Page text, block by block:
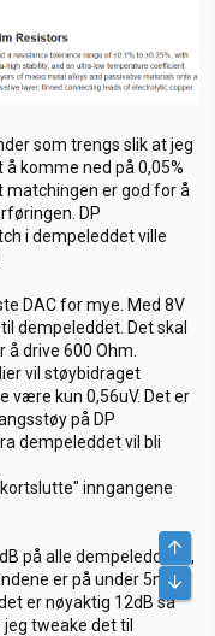
som trengs slik at jeg
komme ned på 0,05%
matchingen er god for å
DP
i dempeleddet ville
DAC for mye. Med 8V
dempeleddet. Det skal
drive 600 Ohm.
vil støybidraget
være kun 0,56uV. Det er
på DP
dempeleddet vil bli
inngangene
på alle dempeleddene,
er på under 5mW.
er nøyaktig 12dB så
tweake det til